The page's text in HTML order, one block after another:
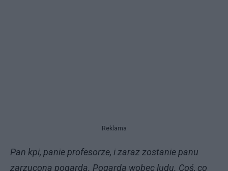
Reklama
Pan kpi, panie profesorze, i zaraz zostanie panu
zarzucona pogarda. Pogarda wobec ludu. Coś, co